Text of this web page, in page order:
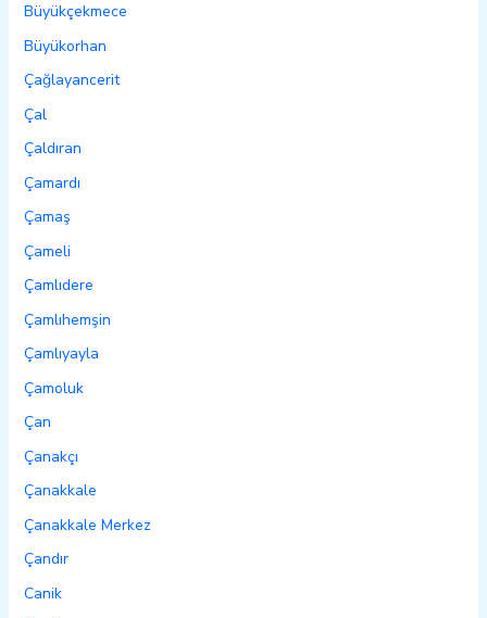
Büyükçekmece
Büyükorhan
Çağlayancerit
Çal
Çaldıran
Çamardı
Çamaş
Çameli
Çamlıdere
Çamlıhemşin
Çamlıyayla
Çamoluk
Çan
Çanakçı
Çanakkale
Çanakkale Merkez
Çandır
Canik